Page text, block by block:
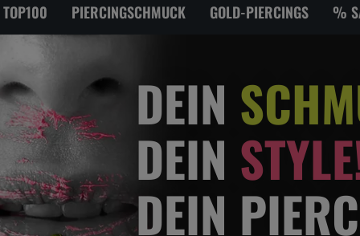
PIERCINGSCHMUCK GOLD-PIERCINGS %
DEIN
DEIN
DEIN